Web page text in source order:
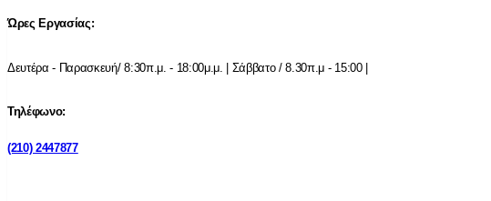
Ώρες Εργασίας:
Δευτέρα - Παρασκευή/ 8:30π.μ. - 18:00μ.μ. | Σάββατο / 8.30π.μ - 15:00 |
Τηλέφωνο:
(210) 2447877